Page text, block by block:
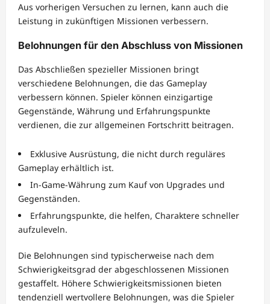
Aus vorherigen Versuchen zu lernen, kann auch die
Leistung in zukünftigen Missionen verbessern.
Belohnungen für den Abschluss von Missionen
Das Abschließen spezieller Missionen bringt
verschiedene Belohnungen, die das Gameplay
verbessern können. Spieler können einzigartige
Gegenstände, Währung und Erfahrungspunkte
verdienen, die zur allgemeinen Fortschritt beitragen.
Exklusive Ausrüstung, die nicht durch reguläres
Gameplay erhältlich ist.
In-Game-Währung zum Kauf von Upgrades und
Gegenständen.
Erfahrungspunkte, die helfen, Charaktere schneller
aufzuleveln.
Die Belohnungen sind typischerweise nach dem
Schwierigkeitsgrad der abgeschlossenen Missionen
gestaffelt. Höhere Schwierigkeitsmissionen bieten
tendenziell wertvollere Belohnungen, was die Spieler